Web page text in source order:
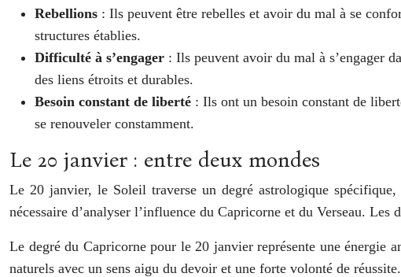
Rebellions : Ils peuvent être rebelles et avoir du mal à se
structures établies.
Difficulté à s’engager : Ils peuvent avoir du mal à s’engager
des liens étroits et durables.
Besoin constant de liberté : Ils ont un besoin constant de
se renouveler constamment.
Le 20 janvier : entre deux mondes
Le 20 janvier, le Soleil traverse un degré astrologique
nécessaire d’analyser l’influence du Capricorne et du Verseau.
Le degré du Capricorne pour le 20 janvier représente une énergie
naturels avec un sens aigu du devoir et une forte volonté de